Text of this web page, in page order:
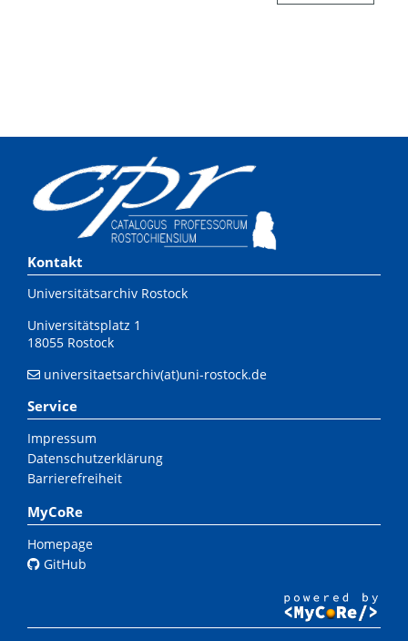
Kontakt
Universitätsarchiv Rostock
Universitätsplatz 1
18055 Rostock
universitaetsarchiv(at)uni-rostock.de
Service
Impressum
Datenschutzerklärung
Barrierefreiheit
MyCoRe
Homepage
GitHub